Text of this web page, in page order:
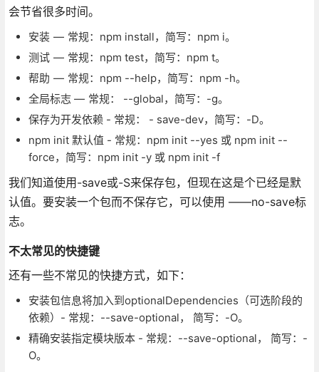
会节省很多时间。
安装 — 常规：npm install，简写：npm i。
测试 — 常规：npm test，简写：npm t。
帮助 — 常规：npm --help，简写：npm -h。
全局标志 — 常规： --global，简写：-g。
保存为开发依赖 - 常规： - save-dev，简写：-D。
npm init 默认值 - 常规：npm init --yes 或 npm init --
force，简写：npm init -y 或 npm init -f
我们知道使用-save或-S来保存包，但现在这是个已经是默
认值。要安装一个包而不保存它，可以使用 ——no-save标
志。
不太常见的快捷键
还有一些不常见的快捷方式，如下：
安装包信息将加入到optionalDependencies（可选阶段的
依赖）- 常规：--save-optional， 简写：-O。
精确安装指定模块版本 - 常规：--save-optional， 简写：-
O。